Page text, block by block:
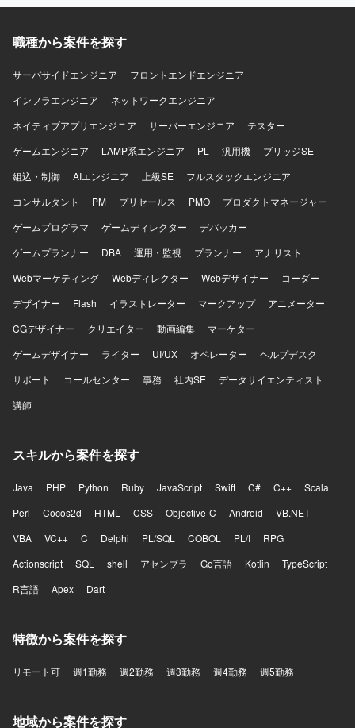
を取りながら、協調性を持って業務を進められる方を歓迎
ジョンアップや新規導入案件に横断的に関わることで、
ただけます。上流工程からテスト・検証まで一連の流れに
るスキルも習得しやすい環境です。 【開発環境】
COMPANY各モジュール（CJK、CSR、CWS）を中心とし
た人事・給与および就労・プロジェクト管理領域のシステ
ム環境で作業していただきます。
職種から案件を探す
サーバサイドエンジニア
フロントエンドエンジニア
インフラエンジニア
ネットワークエンジニア
ネイティブアプリエンジニア
サーバーエンジニア
テスター
ゲームエンジニア
LAMP系エンジニア PL 汎用機
ブリッジSE
組込・制御
AIエンジニア 上級SE
フルスタックエンジニア
コンサルタント
PM プリセールス PMO
プロダクトマネージャー
ゲームプログラマ
ゲームディレクター
デバッカー
ゲームプランナー
DBA 運用・監視 プランナー
アナリスト
Webマーケティング
Webディレクター Webデザイナー
コーダー
デザイナー
Flash イラストレーター マークアップ
アニメーター
CGデザイナー
クリエイター 動画編集
マーケター
ゲームデザイナー
ライター UI/UX オペレーター
ヘルプデスク
サポート
コールセンター 事務 社内SE
データサイエンティスト
講師
スキルから案件を探す
Java PHP Python Ruby JavaScript Swift C# C++
Scala
Perl
Cocos2d HTML CSS Objective-C Android
VB.NET
VBA
VC++ C Delphi PL/SQL COBOL PL/I
RPG
Actionscript
SQL shell アセンブラ Go言語 Kotlin
TypeScript
R言語
Apex Dart
特徴から案件を探す
リモート可 週1勤務 週2勤務 週3勤務 週4勤務 週5勤務
地域から案件を探す